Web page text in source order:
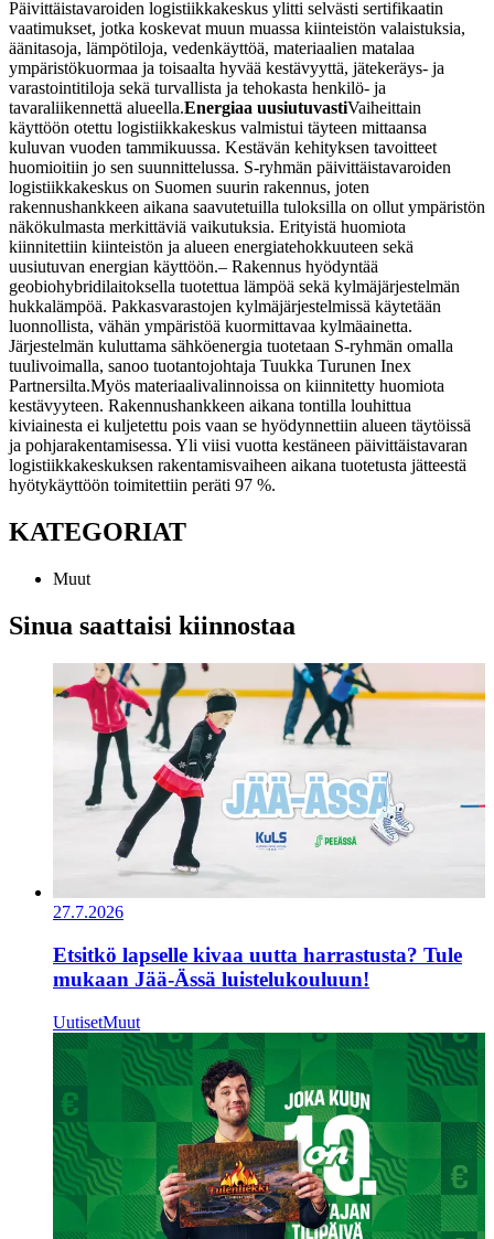
Päivittäistavaroiden logistiikkakeskus ylitti selvästi sertifikaatin
vaatimukset, jotka koskevat muun muassa kiinteistön valaistuksia,
äänitasoja, lämpötiloja, vedenkäyttöä, materiaalien matalaa
ympäristökuormaa ja toisaalta hyvää kestävyyttä, jätekeräys- ja
varastointitiloja sekä turvallista ja tehokasta henkilö- ja
tavaraliikennettä alueella.Energiaa uusiutuvastiVaiheittain
käyttöön otettu logistiikkakeskus valmistui täyteen mittaansa
kuluvan vuoden tammikuussa. Kestävän kehityksen tavoitteet
huomioitiin jo sen suunnittelussa. S-ryhmän päivittäistavaroiden
logistiikkakeskus on Suomen suurin rakennus, joten
rakennushankkeen aikana saavutetuilla tuloksilla on ollut ympäristön
näkökulmasta merkittäviä vaikutuksia. Erityistä huomiota
kiinnitettiin kiinteistön ja alueen energiatehokkuuteen sekä
uusiutuvan energian käyttöön.– Rakennus hyödyntää
geobiohybridilaitoksella tuotettua lämpöä sekä kylmäjärjestelmän
hukkalämpöä. Pakkasvarastojen kylmäjärjestelmissä käytetään
luonnollista, vähän ympäristöä kuormittavaa kylmäainetta.
Järjestelmän kuluttama sähköenergia tuotetaan S-ryhmän omalla
tuulivoimalla, sanoo tuotantojohtaja Tuukka Turunen Inex
Partnersilta.Myös materiaalivalinnoissa on kiinnitetty huomiota
kestävyyteen. Rakennushankkeen aikana tontilla louhittua
kiviainesta ei kuljetettu pois vaan se hyödynnettiin alueen täytöissä
ja pohjarakentamisessa. Yli viisi vuotta kestäneen päivittäistavaran
logistiikkakeskuksen rakentamisvaiheen aikana tuotetusta jätteestä
hyötykäyttöön toimitettiin peräti 97 %.
KATEGORIAT
Muut
Sinua saattaisi kiinnostaa
27.7.2026
Etsitkö lapselle kivaa uutta harrastusta? Tule
mukaan Jää-Ässä luistelukouluun!
UutisetMuut